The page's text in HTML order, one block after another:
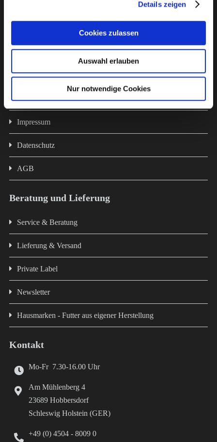
Details zeigen
Cookies zulassen
Auswahl erlauben
Nur notwendige Cookies
Über uns
Kontakt
Bankverbindung
Impressum
Datenschutz
AGB
Beratung und Lieferung
Service & Beratung
Lieferung & Versand
Private Label
Newsletter
Hausmarken - Futter aus eigener Herstellung
Kontakt
Mo-Fr 7.30-16.00 Uhr
Am Mühlenberg 4
23689 Hobbersdorf
Schleswig Holstein (GER)
+49 (0) 4504 - 8009 0